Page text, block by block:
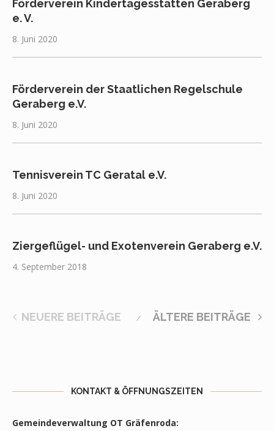
Förderverein Kindertagesstätten Geraberg
e. V.
8. Juni 2020
Förderverein der Staatlichen Regelschule
Geraberg e.V.
8. Juni 2020
Tennisverein TC Geratal e.V.
8. Juni 2020
Ziergeflügel- und Exotenverein Geraberg e.V.
4. September 2018
NEUERE BEITRÄGE ÄLTERE BEITRÄGE
KONTAKT & ÖFFNUNGSZEITEN
Gemeindeverwaltung OT Gräfenroda: